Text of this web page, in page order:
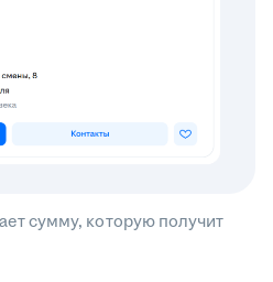
сумму, которую получит